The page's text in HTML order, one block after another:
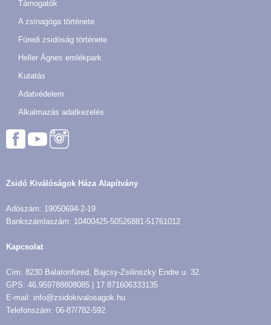
Támogatók
A zsinagóga története
Füredi zsidóság története
Heller Ágnes emlékpark
Kutatás
Adatvédelem
Alkalmazás adatkezelés
Zsidó Kiválóságok Háza Alapítvány
Adószám: 19050694-2-19
Bankszámlaszám: 10400425-50526881-51761012
Kapcsolat
Cím: 8230 Balatonfüred, Bajcsy-Zsilinszky Endre u. 32.
GPS: 46.959788808085 | 17.871606333135
E-mail: info@zsidokivalosagok.hu
Telefonszám: 06-87/782-592